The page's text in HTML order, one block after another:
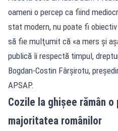
oameni o percep ca fiind
stat modern, nu poate fi
să fie mulţumit că «a mers şi
publică îi respectă timpul,
Bogdan-Costin Fârşirotu,
APSAP.
Cozile la ghișee rămân
majoritatea românilor